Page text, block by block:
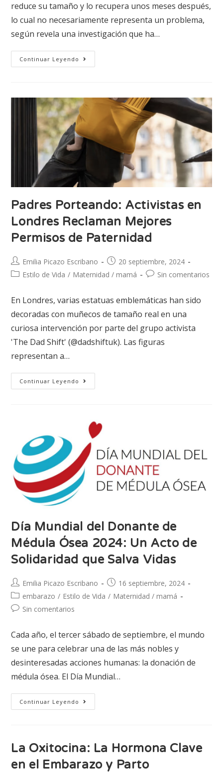
reduce su tamaño y lo recupera unos meses después,
lo cual no necesariamente representa un problema,
según revela una investigación que ha…
Continuar Leyendo
Padres Porteando: Activistas en
Londres Reclaman Mejores
Permisos de Paternidad
Emilia Picazo Escribano
20 septiembre, 2024
Estilo de Vida / Maternidad / mamá Sin comentarios
En Londres, varias estatuas emblemáticas han sido
decoradas con muñecos de tamaño real en una
curiosa intervención por parte del grupo activista
'The Dad Shift' (@dadshiftuk). Las figuras
representan a…
Continuar Leyendo
Día Mundial del Donante de
Médula Ósea 2024: Un Acto de
Solidaridad que Salva Vidas
Emilia Picazo Escribano
16 septiembre, 2024
embarazo / Estilo de Vida / Maternidad / mamá
Sin comentarios
Cada año, el tercer sábado de septiembre, el mundo
se une para celebrar una de las más nobles y
desinteresadas acciones humanas: la donación de
médula ósea. El Día Mundial…
Continuar Leyendo
La Oxitocina: La Hormona Clave
en el Embarazo y Parto